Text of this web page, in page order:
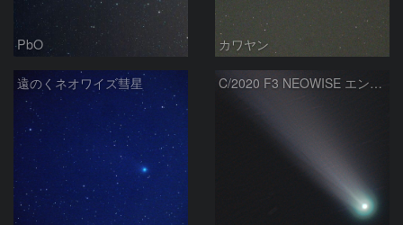
PbO カワヤン
遠のくネオワイズ彗星 C/2020 F3 NEOWISE エンベロープ